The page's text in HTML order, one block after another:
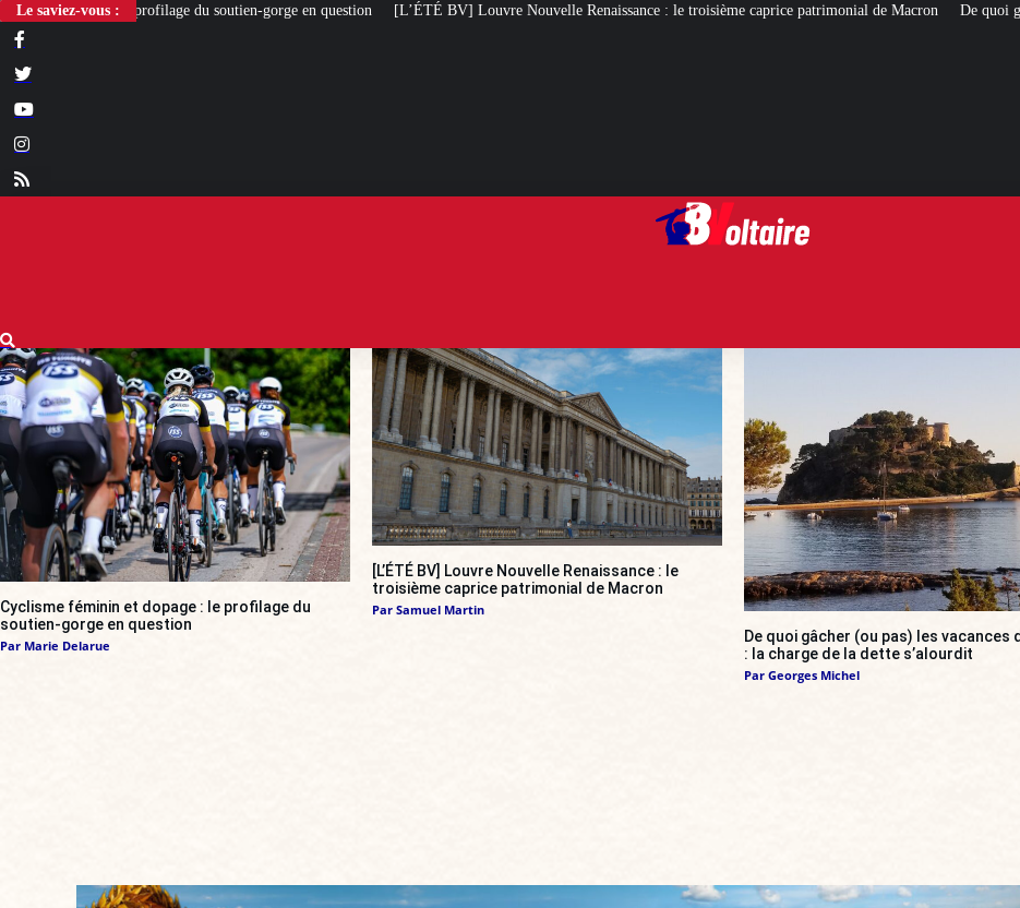
Le saviez-vous :
du soutien-gorge en question [L’ÉTÉ BV] Louvre Nouvelle Renaissance : le troisième caprice patrimonial de Macron De quoi gâcher (ou pas) les vacances
Cyclisme féminin et dopage : le profilage du
soutien-gorge en question
Par Marie Delarue
[L’ÉTÉ BV] Louvre Nouvelle Renaissance : le
troisième caprice patrimonial de Macron
Par Samuel Martin
De quoi gâcher (ou pas) les vacances
: la charge de la dette s’alourdit
Par Georges Michel